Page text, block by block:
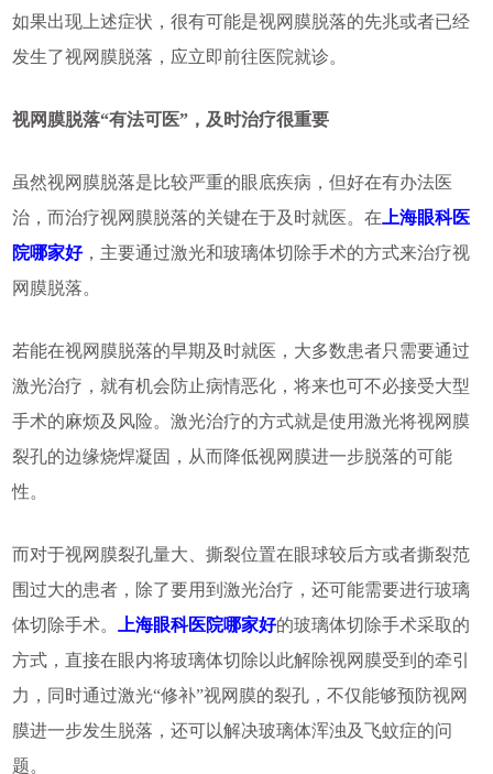
如果出现上述症状，很有可能是视网膜脱落的先兆或者已经
发生了视网膜脱落，应立即前往医院就诊。
视网膜脱落“有法可医”，及时治疗很重要
虽然视网膜脱落是比较严重的眼底疾病，但好在有办法医
治，而治疗视网膜脱落的关键在于及时就医。在 上海眼科医
院哪家好，主要通过激光和玻璃体切除手术的方式来治疗视
网膜脱落。
若能在视网膜脱落的早期及时就医，大多数患者只需要通过
激光治疗，就有机会防止病情恶化，将来也可不必接受大型
手术的麻烦及风险。激光治疗的方式就是使用激光将视网膜
裂孔的边缘烧焊凝固，从而降低视网膜进一步脱落的可能
性。
而对于视网膜裂孔量大、撕裂位置在眼球较后方或者撕裂范
围过大的患者，除了要用到激光治疗，还可能需要进行玻璃
体切除手术。
上海眼科医院哪家好的玻璃体切除手术采取的
方式，直接在眼内将玻璃体切除以此解除视网膜受到的牵引
力，同时通过激光“修补”视网膜的裂孔，不仅能够预防视网
膜进一步发生脱落，还可以解决玻璃体浑浊及飞蚊症的问
题。